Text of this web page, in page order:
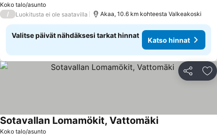
Koko talo/asunto
/ Luokitusta ei ole saatavilla Akaa, 10.6 km kohteesta Valkeakoski
Valitse päivät nähdäksesi tarkat hinnat
Katso hinnat
Jaa
Koko talo/asunto
Sotavallan Lomamökit, Vattomäki